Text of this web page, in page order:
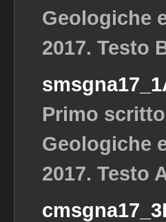
Geologiche
2017. Testo
Primo
Geologiche
2017. Testo